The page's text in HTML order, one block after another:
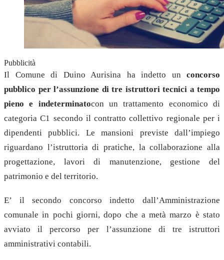
Pubblicità
Il Comune di Duino Aurisina ha indetto un concorso
pubblico per l’assunzione di tre istruttori tecnici a tempo
pieno e indeterminatocon un trattamento economico di
categoria C1 secondo il contratto collettivo regionale per i
dipendenti pubblici. Le mansioni previste dall’impiego
riguardano l’istruttoria di pratiche, la collaborazione alla
progettazione, lavori di manutenzione, gestione del
patrimonio e del territorio.
E’ il secondo concorso indetto dall’Amministrazione
comunale in pochi giorni, dopo che a metà marzo è stato
avviato il percorso per l’assunzione di tre istruttori
amministrativi contabili.